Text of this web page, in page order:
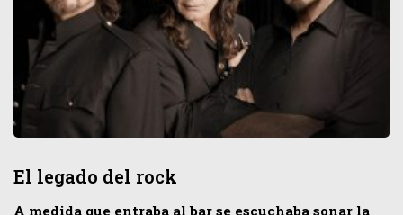
El legado del rock
A medida que entraba al bar se escuchaba sonar la